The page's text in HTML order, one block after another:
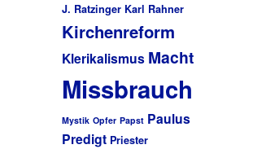
J. Ratzinger Karl Rahner
Kirchenreform
Klerikalismus Macht
Missbrauch
Mystik Opfer Papst Paulus
Predigt Priester